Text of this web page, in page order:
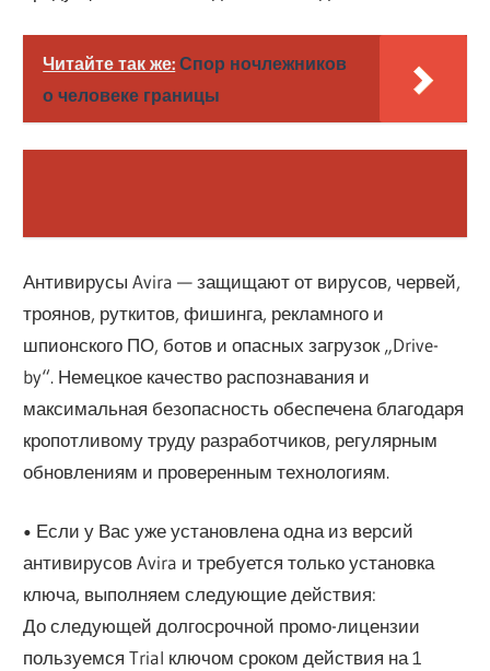
Читайте так же: Спор ночлежников
о человеке границы
Антивирусы Avira — защищают от вирусов, червей,
троянов, руткитов, фишинга, рекламного и
шпионского ПО, ботов и опасных загрузок „Drive-
by“. Немецкое качество распознавания и
максимальная безопасность обеспечена благодаря
кропотливому труду разработчиков, регулярным
обновлениям и проверенным технологиям.
• Если у Вас уже установлена одна из версий
антивирусов Avira и требуется только установка
ключа, выполняем следующие действия:
До следующей долгосрочной промо-лицензии
пользуемся Trial ключом сроком действия на 1